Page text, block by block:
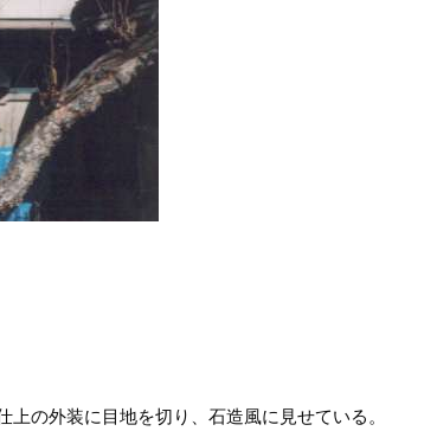
の外装に目地を切り、石造風に見せている。